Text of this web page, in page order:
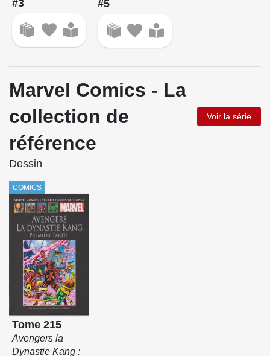
#3 #5
Marvel Comics - La
collection de
référence
Voir la série
Dessin
COMICS
Tome 215
Avengers la
Dynastie Kang :